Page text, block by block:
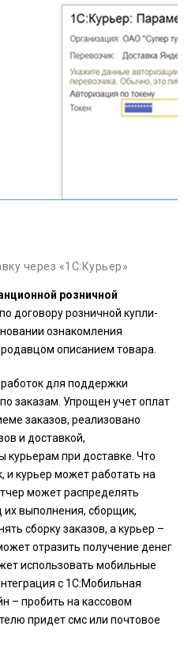
через «1С:Курьер»
розничной
договору розничной купли-
ознакомления
описанием товара.
для поддержки
по заказам. Упрощен учет оплат
заказов, реализовано
и доставкой,
при доставке. Что
и курьер может работать на
может распределять
их выполнения, сборщик,
сборку заказов, а курьер –
отразить получение денег
использовать мобильные
с 1С:Мобильная
– пробить на кассовом
придет смс или почтовое